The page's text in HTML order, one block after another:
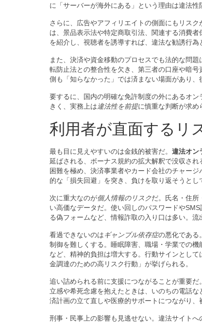
に「サーバーが海外にある」という理由は違法性
さらに、広告やアフィリエイトの側面にもリス
は、景品表示法や特定商取引法、関連する消費
を紹介し、視聴者を誘導すれば、違法な勧誘行為
また、決済や資金移動のプロセスでも法的な問
転防止法との整合性を欠き、第三者の口座や暗
側も「知らなかった」では済まない場面があり
要するに、国内の明確な免許制度の外にあるオ
きく、実務上は違法性を前提に慎重な判断が求め
利用者が直面するリ
最も目に見えやすいのは金銭的被害だ。 違法オン
延ばされる、ボーナス規約の拡大解釈で没収さ
困難を極め、決済事業者やカード会社のチャー
的な「損失回避」を突き、負けを取り返そうとし
次に重大なのが個人情報のリスクだ。氏名・住所
い高価なデータだ。使い回しのパスワードや
る偽フォームなど、情報詐取の入り口は多い。
看過できないのはギャンブル依存症の悪化である
制御を難しくする。睡眠障害、職場・学業での
など、精神的負担は増大する。行動サインとし
金調達のための高リスク行動」が挙げられる。
追い詰められる前に支援につながることが重要
立感や希死念慮を抱えたときは、いのちの電話な
済計画の立て直しや医療的サポートにつながり、
刑事・民事上の影響も見逃せない。違法サイト